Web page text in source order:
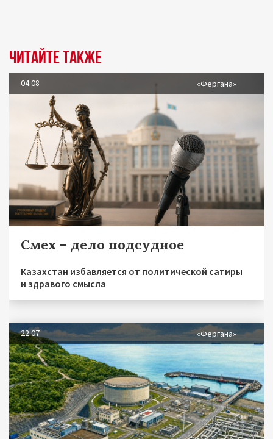
Читайте также
04.08 «Фергана»
Смех – дело подсудное
Казахстан избавляется от политической сатиры
и здравого смысла
22.07 «Фергана»